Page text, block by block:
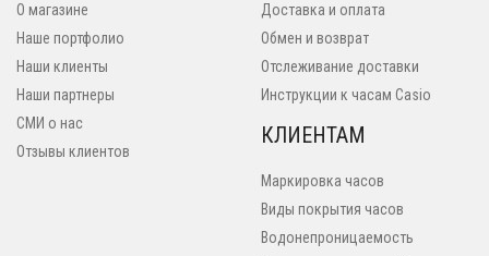
О магазине
Наше портфолио
Наши клиенты
Наши партнеры
СМИ о нас
Отзывы клиентов
Доставка и оплата
Обмен и возврат
Отслеживание доставки
Инструкции к часам Casio
КЛИЕНТАМ
Маркировка часов
Виды покрытия часов
Водонепроницаемость